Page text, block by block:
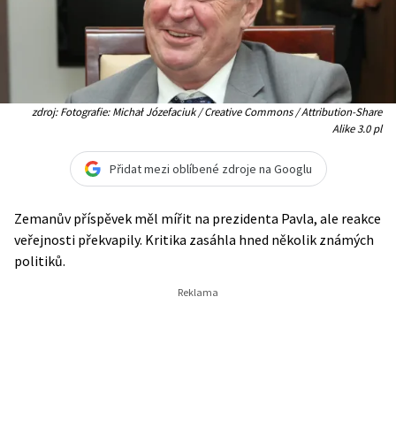
zdroj: Fotografie: Michał Józefaciuk / Creative Commons / Attribution-Share
Alike 3.0 pl
Přidat mezi oblíbené zdroje na Googlu
Zemanův příspěvek měl mířit na prezidenta Pavla, ale reakce
veřejnosti překvapily. Kritika zasáhla hned několik známých
politiků.